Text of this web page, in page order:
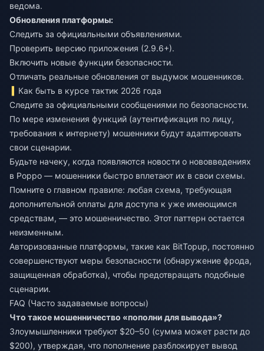
ведома.
Обновления платформы:
Следить за официальными объявлениями.
Проверить версию приложения (2.9.6+).
Включить новые функции безопасности.
Отличать реальные обновления от выдумок мошенников.
Как быть в курсе тактик 2026 года
Следите за официальными сообщениями по безопасности.
По мере изменения функций (аутентификация по лицу,
требования к интернету) мошенники будут адаптировать
свои сценарии.
Будьте начеку, когда появляются новости о нововведениях
в Poppo — мошенники быстро вплетают их в свои схемы.
Помните о главном правиле: любая схема, требующая
дополнительной оплаты для доступа к уже имеющимся
средствам, — это мошенничество. Этот паттерн остается
неизменным.
Авторизованные платформы, такие как BitTopup, постоянно
совершенствуют меры безопасности (обнаружение фрода,
защищенная обработка), чтобы предотвращать подобные
сценарии.
FAQ (Часто задаваемые вопросы)
Что такое мошенничество «пополни для вывода»?
Злоумышленники требуют $20–50 (сумма может расти до
$200), утверждая, что пополнение разблокирует вывод